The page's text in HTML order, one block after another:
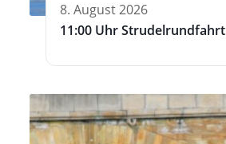
8. August 2026
11:00 Uhr Strudelrundfahrt